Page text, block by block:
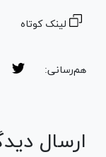
لینک کوتاه
هم‌رسانی:
ارسال